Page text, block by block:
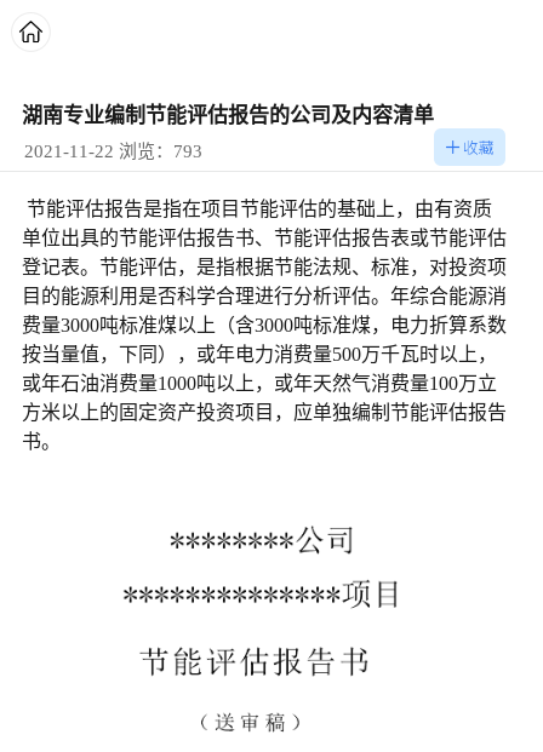
湖南专业编制节能评估报告的公司及内容清单
2021-11-22 浏览：793
节能评估报告是指在项目节能评估的基础上，由有资质
单位出具的节能评估报告书、节能评估报告表或节能评估
登记表。节能评估，是指根据节能法规、标准，对投资项
目的能源利用是否科学合理进行分析评估。年综合能源消
费量3000吨标准煤以上（含3000吨标准煤，电力折算系数
按当量值，下同），或年电力消费量500万千瓦时以上，
或年石油消费量1000吨以上，或年天然气消费量100万立
方米以上的固定资产投资项目，应单独编制节能评估报告
书。